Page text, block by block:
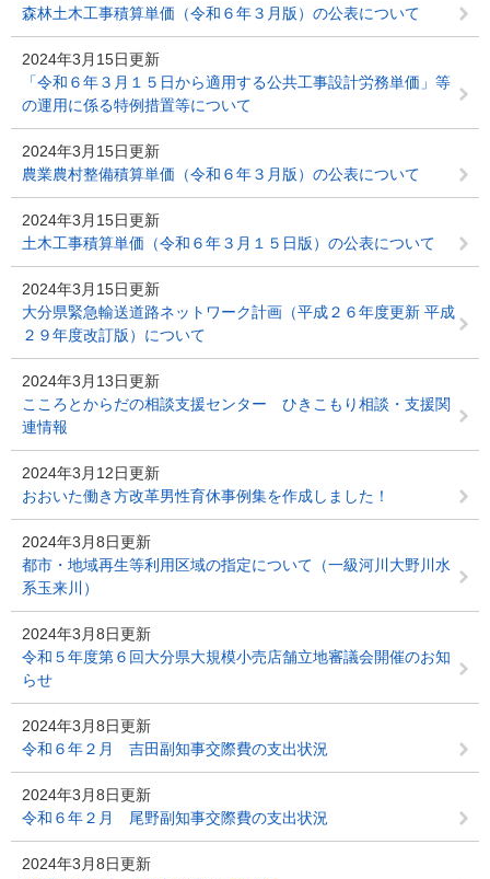
森林土木工事積算単価（令和６年３月版）の公表について
2024年3月15日更新
「令和６年３月１５日から適用する公共工事設計労務単価」等
の運用に係る特例措置等について
2024年3月15日更新
農業農村整備積算単価（令和６年３月版）の公表について
2024年3月15日更新
土木工事積算単価（令和６年３月１５日版）の公表について
2024年3月15日更新
大分県緊急輸送道路ネットワーク計画（平成２６年度更新 平成
２９年度改訂版）について
2024年3月13日更新
こころとからだの相談支援センター ひきこもり相談・支援関
連情報
2024年3月12日更新
おおいた働き方改革男性育休事例集を作成しました！
2024年3月8日更新
都市・地域再生等利用区域の指定について（一級河川大野川水
系玉来川）
2024年3月8日更新
令和５年度第６回大分県大規模小売店舗立地審議会開催のお知
らせ
2024年3月8日更新
令和６年２月 吉田副知事交際費の支出状況
2024年3月8日更新
令和６年２月 尾野副知事交際費の支出状況
2024年3月8日更新